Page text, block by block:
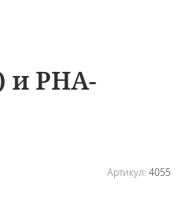
PHA-
Артикул: 4055